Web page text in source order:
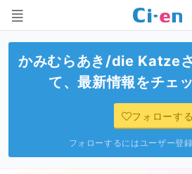
かみむらあき/die Katze
て、最新情報をチェ
フォローする
フォローするにはユーザー登